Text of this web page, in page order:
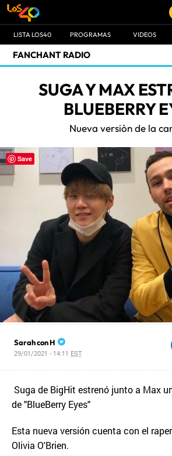
LISTA LOS40 PROGRAMAS VIDEOS
FANCHANT RADIO
SUGA Y MAX
BLUEBERRY
Nueva versiòn de la
Sarah con H
29/01/2021 - 14:11 EST
Suga de BigHit estrenó junto a Max
de "BlueBerry Eyes"
Esta nueva versión cuenta con el
Olivia O'Brien.
Save